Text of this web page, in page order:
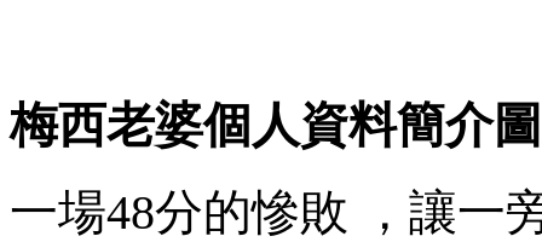
梅西老婆個人資料簡介
一場48分的慘敗 ，讓